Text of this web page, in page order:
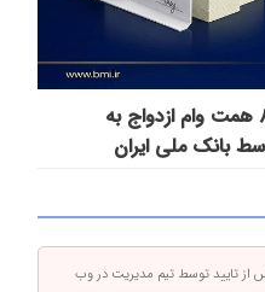
پرداخت بیش از ۸ همت وام ازدواج به
بانک ملی ایران
از تایید توسط تیم مدیریت در وب